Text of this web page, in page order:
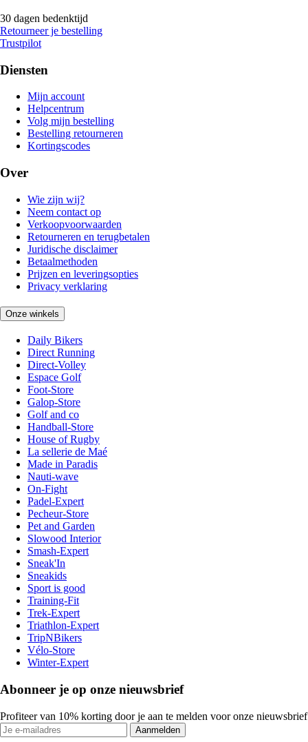
30 dagen bedenktijd
Retourneer je bestelling
Trustpilot
Diensten
Mijn account
Helpcentrum
Volg mijn bestelling
Bestelling retourneren
Kortingscodes
Over
Wie zijn wij?
Neem contact op
Verkoopvoorwaarden
Retourneren en terugbetalen
Juridische disclaimer
Betaalmethoden
Prijzen en leveringsopties
Privacy verklaring
Onze winkels
Daily Bikers
Direct Running
Direct-Volley
Espace Golf
Foot-Store
Galop-Store
Golf and co
Handball-Store
House of Rugby
La sellerie de Maé
Made in Paradis
Nauti-wave
On-Fight
Padel-Expert
Pecheur-Store
Pet and Garden
Slowood Interior
Smash-Expert
Sneak'In
Sneakids
Sport is good
Training-Fit
Trek-Expert
Triathlon-Expert
TripNBikers
Vélo-Store
Winter-Expert
Abonneer je op onze nieuwsbrief
Profiteer van 10% korting door je aan te melden voor onze nieuwsbrief
Aanmelden